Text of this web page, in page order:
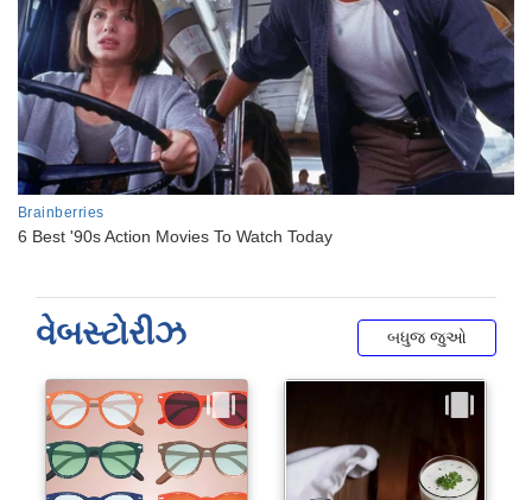
વેબસ્ટોરીઝ બધુજ જુઓ